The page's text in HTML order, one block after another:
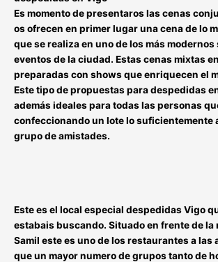
Es momento de presentaros lascenas
os ofrecen en primer lugar una cena de lo
que se realiza en uno de los más
eventos de la ciudad. Estascenas mixtas
preparadas con shows que enriquecen el
Este tipo depropuestas para despedidas
además ideales para todas las personas
confeccionando un lote lo suficientemente
grupo de amistades.
Este es el local especial despedidas Vigo
estabais buscando. Situado en frente de la
Samil este es uno de los restaurantes a las
que un mayornumero de grupostanto de